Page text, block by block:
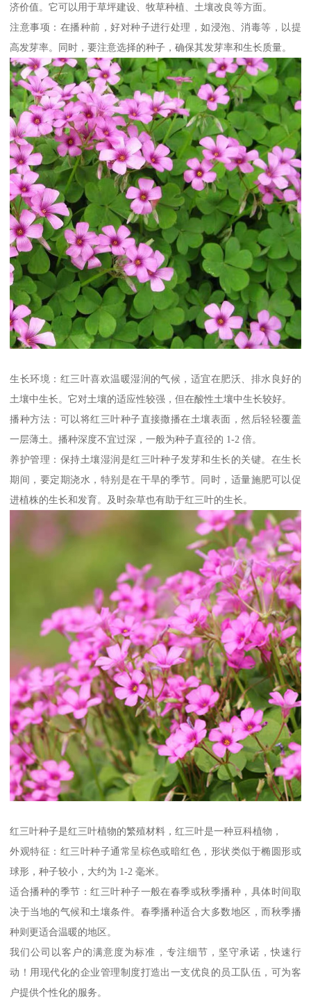
济价值。它可以用于草坪建设、牧草种植、土壤改良等方面。
注意事项：在播种前，好对种子进行处理，如浸泡、消毒等，以提
高发芽率。同时，要注意选择的种子，确保其发芽率和生长质量。
生长环境：红三叶喜欢温暖湿润的气候，适宜在肥沃、排水良好的
土壤中生长。它对土壤的适应性较强，但在酸性土壤中生长较好。
播种方法：可以将红三叶种子直接撒播在土壤表面，然后轻轻覆盖
一层薄土。播种深度不宜过深，一般为种子直径的 1-2 倍。
养护管理：保持土壤湿润是红三叶种子发芽和生长的关键。在生长
期间，要定期浇水，特别是在干旱的季节。同时，适量施肥可以促
进植株的生长和发育。及时杂草也有助于红三叶的生长。
红三叶种子是红三叶植物的繁殖材料，红三叶是一种豆科植物，
外观特征：红三叶种子通常呈棕色或暗红色，形状类似于椭圆形或
球形，种子较小，大约为 1-2 毫米。
适合播种的季节：红三叶种子一般在春季或秋季播种，具体时间取
决于当地的气候和土壤条件。春季播种适合大多数地区，而秋季播
种则更适合温暖的地区。
我们公司以客户的满意度为标准，专注细节，坚守承诺，快速行
动！用现代化的企业管理制度打造出一支优良的员工队伍，可为客
户提供个性化的服务。